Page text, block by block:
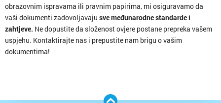
obrazovnim ispravama ili pravnim papirima, mi osiguravamo da
vaši dokumenti zadovoljavaju sve međunarodne standarde i
zahtjeve. Ne dopustite da složenost ovjere postane prepreka vašem
uspjehu. Kontaktirajte nas i prepustite nam brigu o vašim
dokumentima!